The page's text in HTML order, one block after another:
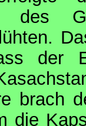
des
der
brach
die